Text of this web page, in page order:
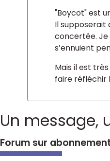
"Boycot" est
Il supposerait
concertée. Je
s’ennuient
Mais il est
faire réfléchir
Un message,
Forum sur abonnement